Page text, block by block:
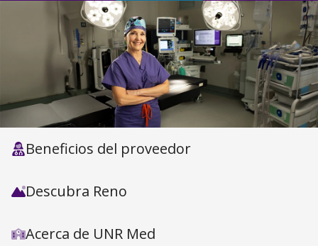
Beneficios del proveedor
Descubra Reno
Acerca de UNR Med